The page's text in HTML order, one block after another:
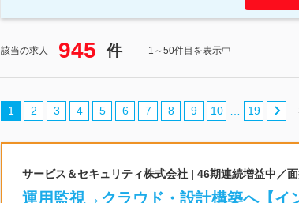
該当の求人 945 件 1～50件目を表示中
1 2 3 4 5 6 7 8 9 10 … 19
サービス＆セキュリティ株式会社 | 46期連続増益中／
運用監視→クラウド・設計構築へ【イ